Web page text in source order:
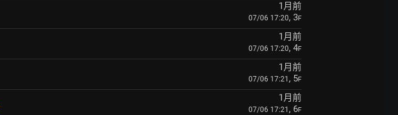
1月前
07/06 17:20, 3F
1月前
07/06 17:20, 4F
1月前
07/06 17:21 , 5F
1月前
07/06 17:21 , 6F